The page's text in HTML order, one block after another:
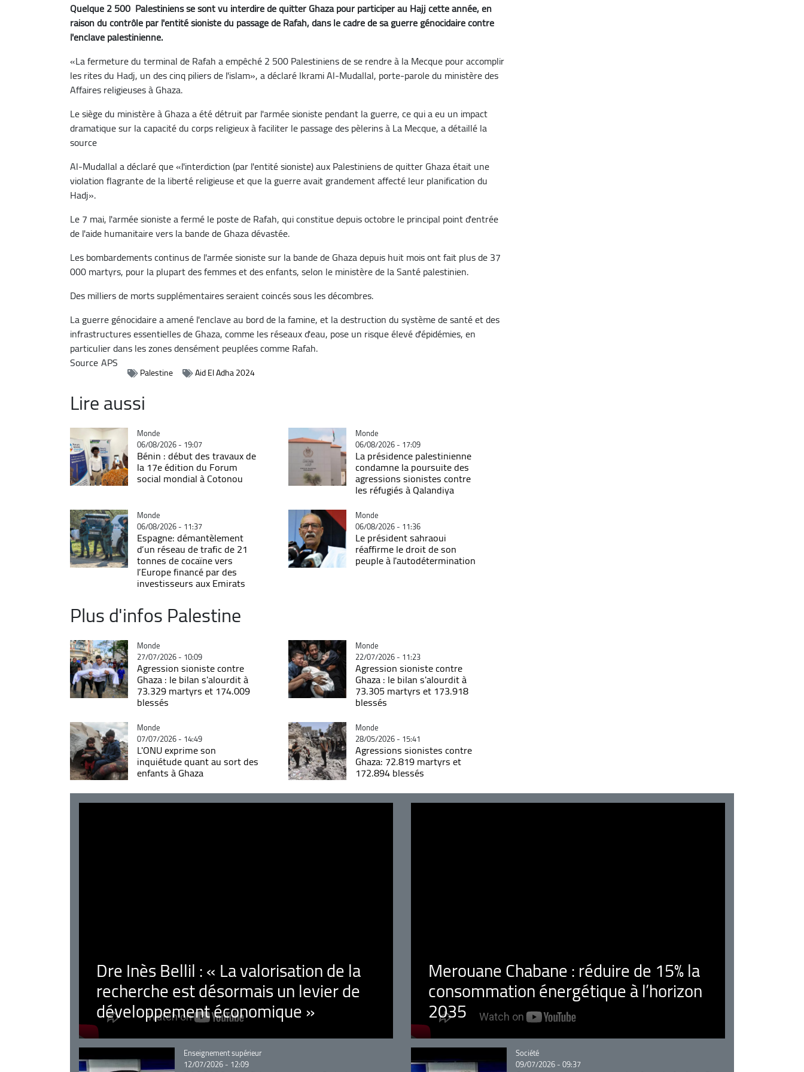
Quelque 2 500 Palestiniens se sont vu interdire de quitter Ghaza pour participer au Hajj cette année, en
raison du contrôle par l'entité sioniste du passage de Rafah, dans le cadre de sa guerre génocidaire contre
l'enclave palestinienne.
«La fermeture du terminal de Rafah a empêché 2 500 Palestiniens de se rendre à la Mecque pour accomplir
les rites du Hadj, un des cinq piliers de l'islam», a déclaré Ikrami Al-Mudallal, porte-parole du ministère des
Affaires religieuses à Ghaza.
Le siège du ministère à Ghaza a été détruit par l'armée sioniste pendant la guerre, ce qui a eu un impact
dramatique sur la capacité du corps religieux à faciliter le passage des pèlerins à La Mecque, a détaillé la
source
Al-Mudallal a déclaré que «l'interdiction (par l'entité sioniste) aux Palestiniens de quitter Ghaza était une
violation flagrante de la liberté religieuse et que la guerre avait grandement affecté leur planification du
Hadj».
Le 7 mai, l'armée sioniste a fermé le poste de Rafah, qui constitue depuis octobre le principal point d'entrée
de l'aide humanitaire vers la bande de Ghaza dévastée.
Les bombardements continus de l'armée sioniste sur la bande de Ghaza depuis huit mois ont fait plus de 37
000 martyrs, pour la plupart des femmes et des enfants, selon le ministère de la Santé palestinien.
Des milliers de morts supplémentaires seraient coincés sous les décombres.
La guerre génocidaire a amené l'enclave au bord de la famine, et la destruction du système de santé et des
infrastructures essentielles de Ghaza, comme les réseaux d'eau, pose un risque élevé d'épidémies, en
particulier dans les zones densément peuplées comme Rafah.
SourceAPS
Palestine Aid El Adha 2024
Lire aussi
Catégorie
Monde
06/08/2026 - 19:07
Bénin : début des travaux de
la 17e édition du Forum
social mondial à Cotonou
Catégorie
Monde
06/08/2026 - 17:09
La présidence palestinienne
condamne la poursuite des
agressions sionistes contre
les réfugiés à Qalandiya
Catégorie
Monde
06/08/2026 - 11:37
Espagne: démantèlement
d’un réseau de trafic de 21
tonnes de cocaïne vers
l’Europe financé par des
investisseurs aux Emirats
Catégorie
Monde
06/08/2026 - 11:36
Le président sahraoui
réaffirme le droit de son
peuple à l'autodétermination
Plus d'infos Palestine
Catégorie
Monde
27/07/2026 - 10:09
Agression sioniste contre
Ghaza : le bilan s'alourdit à
73.329 martyrs et 174.009
blessés
Catégorie
Monde
22/07/2026 - 11:23
Agression sioniste contre
Ghaza : le bilan s'alourdit à
73.305 martyrs et 173.918
blessés
Catégorie
Monde
07/07/2026 - 14:49
L'ONU exprime son
inquiétude quant au sort des
enfants à Ghaza
Catégorie
Monde
28/05/2026 - 15:41
Agressions sionistes contre
Ghaza: 72.819 martyrs et
172.894 blessés
Dre Inès Bellil : « La valorisation de la
recherche est désormais un levier de
développement économique »
Merouane Chabane : réduire de 15% la
consommation énergétique à l’horizon
2035
Catégorie
Enseignement supérieur
12/07/2026 - 12:09
Catégorie
Société
09/07/2026 - 09:37